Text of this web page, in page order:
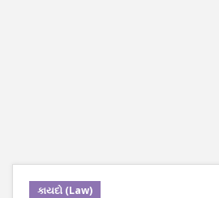
કાયદો (Law)